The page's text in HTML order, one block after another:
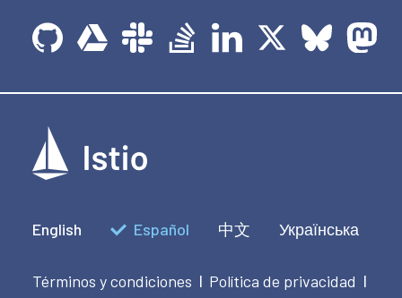
English Español 中文 Українська
Términos y condiciones | Política de privacidad |